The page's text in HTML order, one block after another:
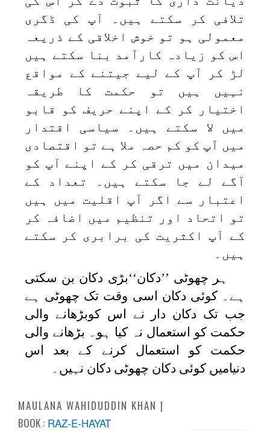
تلافی کر سکتے ہیں۔ آپ کی ڈگری
معمولی ہو تو خوش اخلاقی کے ذریعہ
اس کو زیادہ کارآمد بنا سکتے ہیں
لڑ کر آپ کے لیے جیتنے کے مواقع
نہیں ہیں تو حکمت کا طریقہ
اختیار کر کے اپنے حریف کو قابو
میں لا سکتے ہیں۔ سیاسی اقتدار
میں آپ کو کم حصہ ملا ہے تو اقتصادی
میدان میں ترقی کر کے اپنے آپ کو
آگے لے جا سکتے ہیں۔ تعداد کے
اعتبار سے اگر آپ اقلیت میں ہیں
تو اتحاد اور تنظیم میں اضافہ کر
کے آپ اکثریت کی برابری کر سکتے
ہیں۔
ہر چھوٹی ’’دکان‘‘بڑی دکان بن سکتی
ہے۔ کوئی دکان اسی وقت تک چھوٹی ہے
جب تک دکان دار نے اس کوبڑھانے والی
حکمت کو استعمال نہ کیا ہو۔ بڑھانے والی
حکمت کو استعمال کرنے کے بعد اس
دنیامیں کوئی دکان چھوٹی دکان نہیں۔
MAULANA WAHIDUDDIN KHAN
BOOK : RAZ-E-HAYAT